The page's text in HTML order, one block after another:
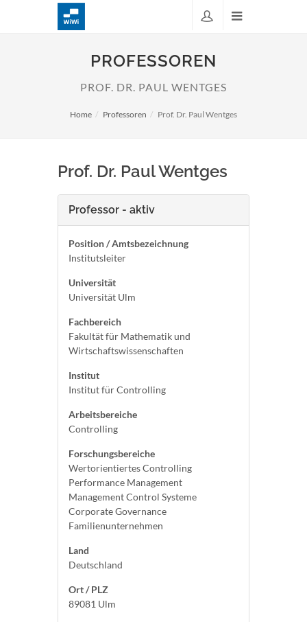
PROFESSOREN
PROF. DR. PAUL WENTGES
Home Professoren Prof. Dr. Paul Wentges
Prof. Dr. Paul Wentges
Professor - aktiv
Position / Amtsbezeichnung
Institutsleiter
Universität
Universität Ulm
Fachbereich
Fakultät für Mathematik und
Wirtschaftswissenschaften
Institut
Institut für Controlling
Arbeitsbereiche
Controlling
Forschungsbereiche
Wertorientiertes Controlling
Performance Management
Management Control Systeme
Corporate Governance
Familienunternehmen
Land
Deutschland
Ort / PLZ
89081 Ulm